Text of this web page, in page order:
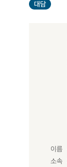
대담
이름
소속